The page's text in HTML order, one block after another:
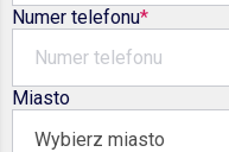
Numer telefonu
Miasto
Wybierz miasto